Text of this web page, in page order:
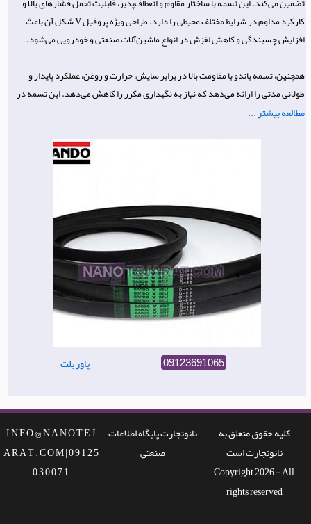
کارکرد مداوم در شرایط مختلف محیطی را دارد. طراحی ویژه پروفیل V شکل آن باعث
افزایش چسبندگی و کاهش لغزش در انواع ماشین‌آلات صنعتی و خودرویی می‌شود.
همچنین، تسمه باندو با مقاومت بالا در برابر سایش، حرارت و روغن، عملکرد پایدار و
طولانی مدتی را ارائه می‌دهد که نیاز به نگهداری مکرر را کاهش می‌دهد. این تسمه در
مطالعه بیشتر ...
پاور بلت 09123691065
I N F O @ N A N O T E J
A R A T . C O M | 0 9 1 2 5
0 3 0 0 7 1
نانوتجارت پایگاه اطلاعات
صنعتی
کلیه حقوق متعلق به
نانوتجارت است
Copyright 2026 - All
rights reserved